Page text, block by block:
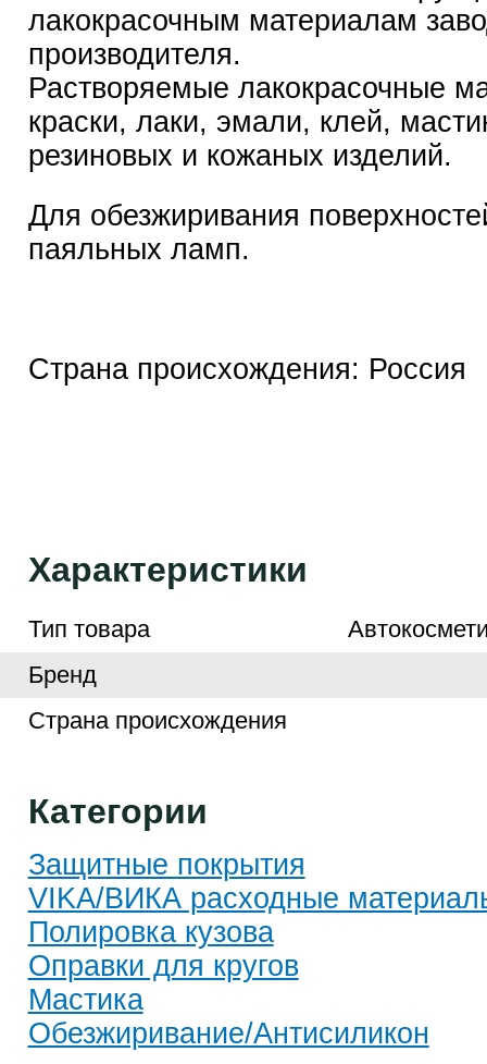
лакокрасочным материалам
производителя.
Растворяемые лакокрасочные
краски, лаки, эмали, клей,
резиновых и кожаных изделий.
Для обезжиривания
паяльных ламп.
Страна происхождения: Россия
Характеристики
Тип товара
Бренд
Страна происхождения
Категории
Защитные покрытия
VIKA/ВИКА расходные
Полировка кузова
Оправки для кругов
Мастика
Обезжиривание/Антисиликон